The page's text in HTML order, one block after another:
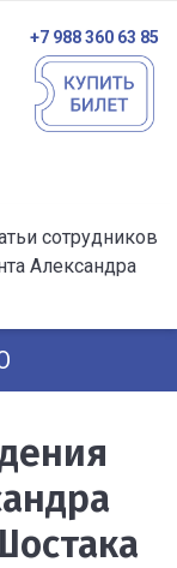
+7 988 360 63 85
сотрудников
Александра